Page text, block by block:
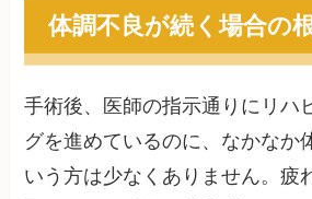
体調不良が続く場合の
手術後、医師の指示通りにリハ
グを進めているのに、なかなか
いう方は少なくありません。疲